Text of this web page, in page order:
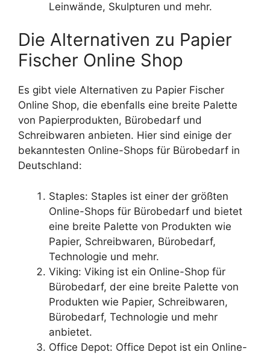
Leinwände, Skulpturen und mehr.
Die Alternativen zu Papier
Fischer Online Shop
Es gibt viele Alternativen zu Papier Fischer
Online Shop, die ebenfalls eine breite Palette
von Papierprodukten, Bürobedarf und
Schreibwaren anbieten. Hier sind einige der
bekanntesten Online-Shops für Bürobedarf in
Deutschland:
Staples: Staples ist einer der größten
Online-Shops für Bürobedarf und bietet
eine breite Palette von Produkten wie
Papier, Schreibwaren, Bürobedarf,
Technologie und mehr.
Viking: Viking ist ein Online-Shop für
Bürobedarf, der eine breite Palette von
Produkten wie Papier, Schreibwaren,
Bürobedarf, Technologie und mehr
anbietet.
Office Depot: Office Depot ist ein Online-